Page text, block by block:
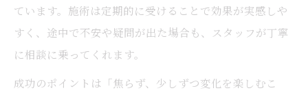
ています。施術は定期的に受けることで効果が実感しや
すく、途中で不安や疑問が出た場合も、スタッフが丁寧
に相談に乗ってくれます。
成功のポイントは「焦らず、少しずつ変化を楽しむこ